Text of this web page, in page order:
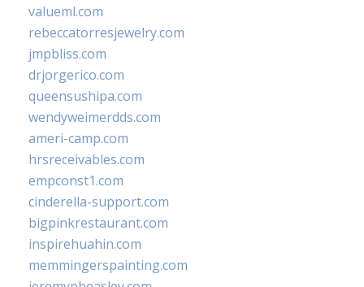
valueml.com
rebeccatorresjewelry.com
jmpbliss.com
drjorgerico.com
queensushipa.com
wendyweimerdds.com
ameri-camp.com
hrsreceivables.com
empconst1.com
cinderella-support.com
bigpinkrestaurant.com
inspirehuahin.com
memmingerspainting.com